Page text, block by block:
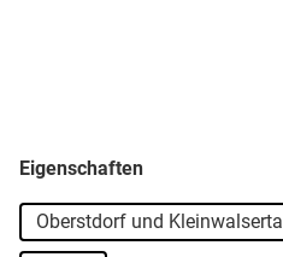
Eigenschaften
Oberstdorf und Kleinwalsertal